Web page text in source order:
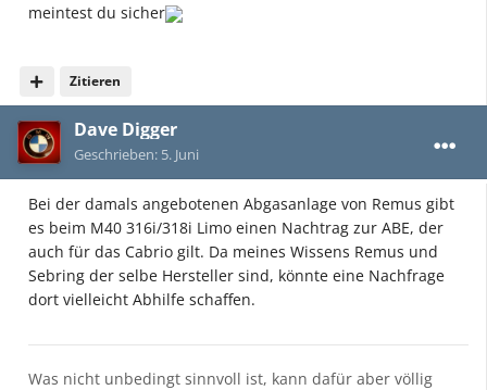
meintest du sicher
Zitieren
Dave Digger
Geschrieben: 5. Juni
Bei der damals angebotenen Abgasanlage von Remus gibt
es beim M40 316i/318i Limo einen Nachtrag zur ABE, der
auch für das Cabrio gilt. Da meines Wissens Remus und
Sebring der selbe Hersteller sind, könnte eine Nachfrage
dort vielleicht Abhilfe schaffen.
Was nicht unbedingt sinnvoll ist, kann dafür aber völlig